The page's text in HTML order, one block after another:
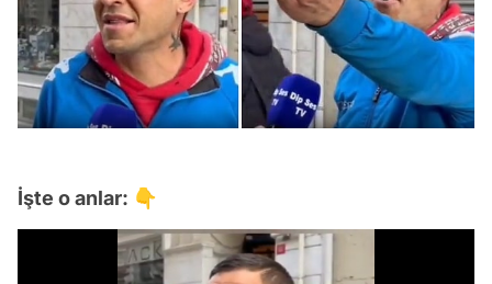
İşte o anlar: 👇